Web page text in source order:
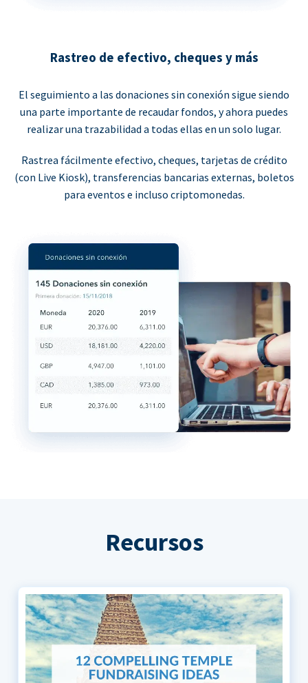
Rastreo de efectivo, cheques y más
El seguimiento a las donaciones sin conexión sigue siendo
una parte importante de recaudar fondos, y ahora puedes
realizar una trazabilidad a todas ellas en un solo lugar.
Rastrea fácilmente efectivo, cheques, tarjetas de crédito
(con Live Kiosk), transferencias bancarias externas, boletos
para eventos e incluso criptomonedas.
Recursos